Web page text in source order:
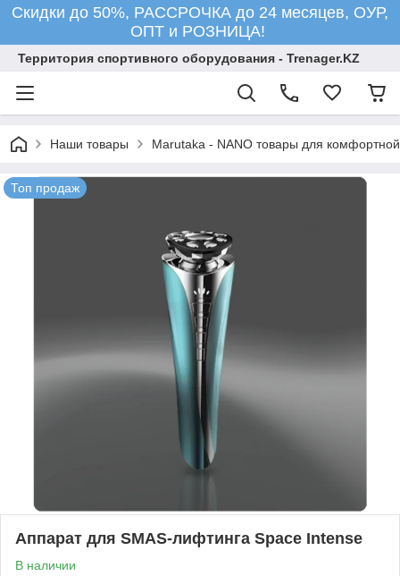
Скидки до 50%, РАССРОЧКА до 24 месяцев, ОУР,
ОПТ и РОЗНИЦА!
Территория спортивного оборудования - Trenager.KZ
Наши товары Marutaka - NANO товары для
Топ продаж
Аппарат для SMAS-лифтинга Space Intense
В наличии